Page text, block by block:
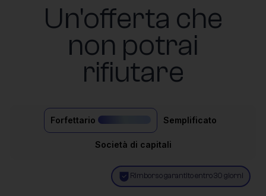
Un'offerta che
non potrai
rifiutare
Forfettario Semplificato
Società di capitali
Rimborso garantito entro 30 giorni